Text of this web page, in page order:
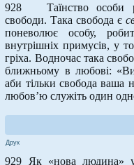
928 Таїнство особи
свободи. Така свобода є
поневолює особу,
внутрішніх примусів, у
гріха. Водночас така
ближньому в любові:
аби тільки свобода ваша
любов’ю служіть один
Друк
929 Як «нова людина»